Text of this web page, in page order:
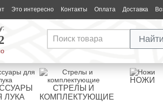
Это интересно Контакты Оплата Доставка
Найти
ЛУКА
СТРЕЛЫ И
КОМПЛЕКТУЮЩИЕ
НОЖИ